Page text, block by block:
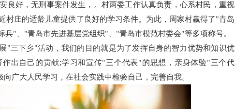
良好，无刑事案件发生，。村两委工作认真负责，心系村民，重视
村庄的适龄儿童提供了良好的学习条件。为此，周家村赢得了"青岛
兵"、"青岛市先进基层党组织"、"青岛市模范村委会"等多项称号。
"三下乡"活动，我们的目的就是为了发挥自身的智力优势和知识优
出自己的贡献;学习和宣传"三个代表"的思想，亲身体验"三个代
广大人民学习，在社会实践中检验自己，完善自我。